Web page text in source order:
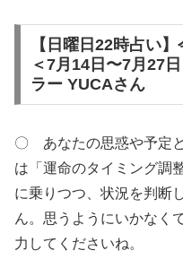
【日曜日22時占い
＜7月14日〜7月27
ラー YUCAさん
〇 あなたの思惑や予定
は「運命のタイミング調
に乗りつつ、状況を判断
ん。思うようにいかなく
力してくださいね。